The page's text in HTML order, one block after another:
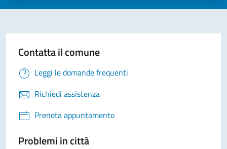
Contatta il comune
Leggi le domande frequenti
Richiedi assistenza
Prenota appuntamento
Problemi in città